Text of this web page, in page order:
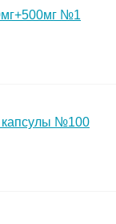
№1
капсулы №100